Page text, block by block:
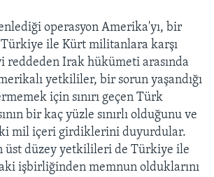
operasyon Amerika'yı, bir
Türkiye ile Kürt militanlara karşı
reddeden Irak hükümeti arasında
yetkililer, bir sorun yaşandığı
için sınırı geçen Türk
bir kaç yüzle sınırlı olduğunu ve
iki mil içeri girdiklerini duyurdular.
üst düzey yetkilileri de Türkiye ile
işbirliğinden memnun olduklarını